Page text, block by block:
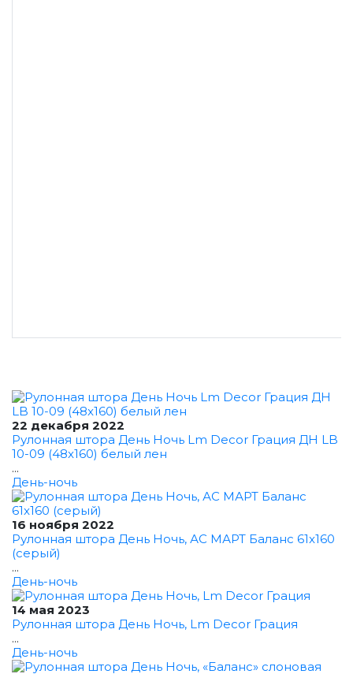
22 декабря 2022
Рулонная штора День Ночь Lm Decor Грация ДН LB
10-09 (48x160) белый лен
...
День-ночь
16 ноября 2022
Рулонная штора День Ночь, АС МАРТ Баланс 61x160
(серый)
...
День-ночь
14 мая 2023
Рулонная штора День Ночь, Lm Decor Грация
...
День-ночь